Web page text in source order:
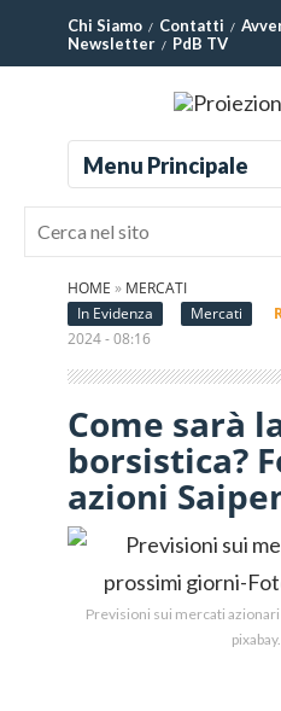
Chi Siamo Contatti
Newsletter
PdB TV
HOME » MERCATI
In Evidenza
Mercati
2024 - 08:16
Come sarà
borsistica?
azioni
Previsioni sui mercati